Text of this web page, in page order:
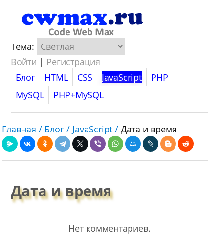
Тема:
Войти | Регистрация
Блог
HTML CSS JavaScript
PHP
MySQL
PHP+MySQL
Главная / Блог / JavaScript /Дата и время
Дата и время
Нет комментариев.